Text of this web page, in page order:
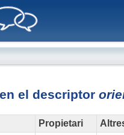
el descriptor
Propietari